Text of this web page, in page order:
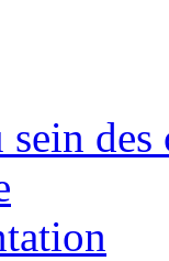
sein des